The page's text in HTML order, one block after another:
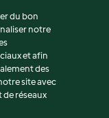
du bon
notre
et afin
des
site avec
réseaux